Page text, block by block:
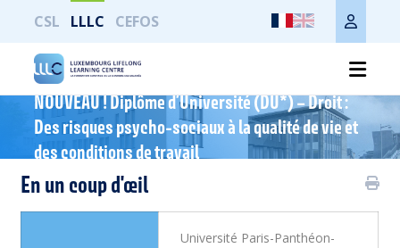
CSL LLLC CEFOS
NOUVEAU ! Diplôme d’Université (DU*) – Droit :
Des risques psycho-sociaux à la qualité de vie et
des conditions de travail
Imprimer toute la page
En un coup d'œil
Université Paris-Panthéon-